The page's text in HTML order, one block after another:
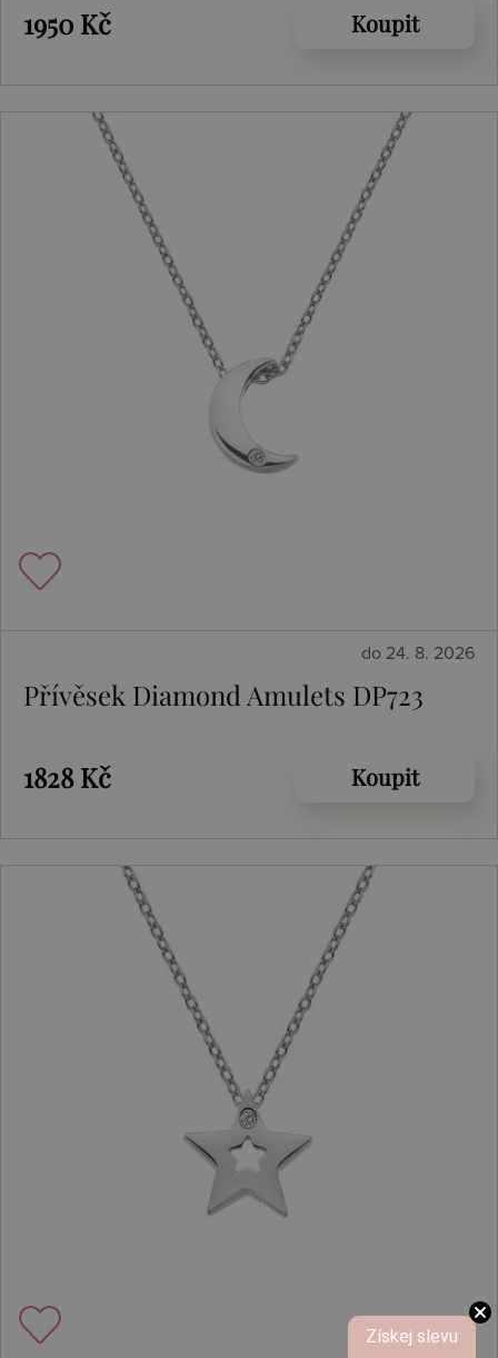
1950 Kč Koupit
do 24. 8. 2026
Přívěsek Diamond Amulets DP723
1828 Kč Koupit
Získej slevu